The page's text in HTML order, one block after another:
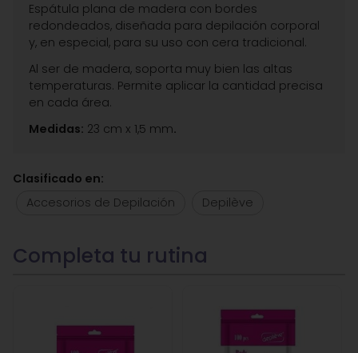
Espátula plana de madera con bordes
redondeados, diseñada para depilación corporal
y, en especial, para su uso con cera tradicional.
Al ser de madera, soporta muy bien las altas
temperaturas. Permite aplicar la cantidad precisa
en cada área.
Medidas: 23 cm x 1,5 mm.
Clasificado en:
Accesorios de Depilación
Depilève